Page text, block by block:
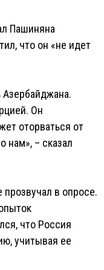
Пашиняна
что он «не идет
Он
оторваться от
нам», – сказал
в опросе.
что Россия
учитывая ее